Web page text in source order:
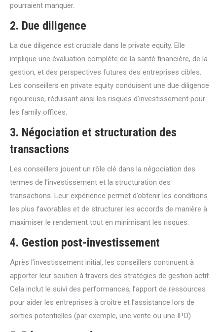
pourraient manquer.
2. Due diligence
La due diligence est cruciale dans le private equity. Elle
implique une évaluation complète de la santé financière, de la
gestion, et des perspectives futures des entreprises cibles.
Les conseillers en private equity conduisent une due diligence
rigoureuse, réduisant ainsi les risques d’investissement pour
les family offices.
3. Négociation et structuration des
transactions
Les conseillers jouent un rôle clé dans la négociation des
termes de l’investissement et la structuration des
transactions. Leur expérience permet d’obtenir les conditions
les plus favorables et de structurer les accords de manière à
maximiser le rendement tout en minimisant les risques.
4. Gestion post-investissement
Après l’investissement initial, les conseillers continuent à
apporter leur soutien à travers des stratégies de gestion actif.
Cela inclut le suivi des performances, l’apport de ressources
pour aider les entreprises à croître et l’assistance lors de
sorties potentielles (par exemple, une vente ou une IPO).